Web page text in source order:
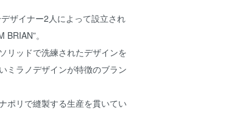
ザイナー2人によって設立され
。
リッドで洗練されたデザインを
ミラノデザインが特徴のブラン
ポリで縫製する生産を貫いてい